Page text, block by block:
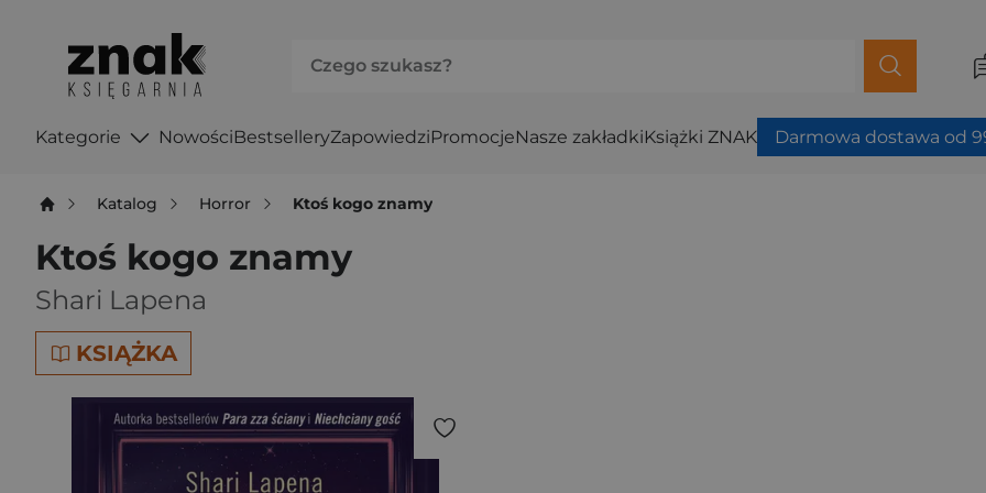
Kategorie NowościBestselleryZapowiedziPromocjeNasze zakładkiKsiążki ZNAK Darmowa dostawa od
Katalog Horror Ktoś kogo znamy
Ktoś kogo znamy
Shari Lapena
KSIĄŻKA